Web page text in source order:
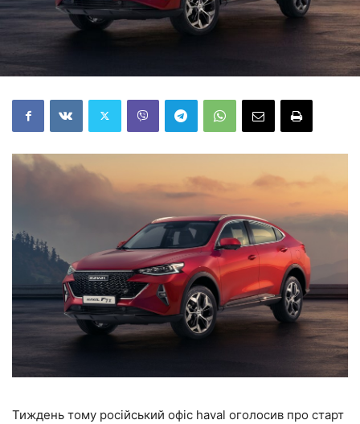
Тиждень тому російський офіс haval оголосив про старт